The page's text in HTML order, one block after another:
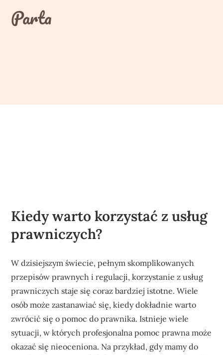
contentParta
Kiedy warto korzystać z usług
prawniczych?
W dzisiejszym świecie, pełnym skomplikowanych
przepisów prawnych i regulacji, korzystanie z usług
prawniczych staje się coraz bardziej istotne. Wiele
osób może zastanawiać się, kiedy dokładnie warto
zwrócić się o pomoc do prawnika. Istnieje wiele
sytuacji, w których profesjonalna pomoc prawna może
okazać się nieoceniona. Na przykład, gdy mamy do